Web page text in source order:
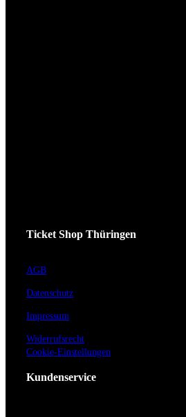
Ticket Shop Thüringen
AGB
Datenschutz
Impressum
Widerrufsrecht
Cookie-Einstellungen
Kundenservice